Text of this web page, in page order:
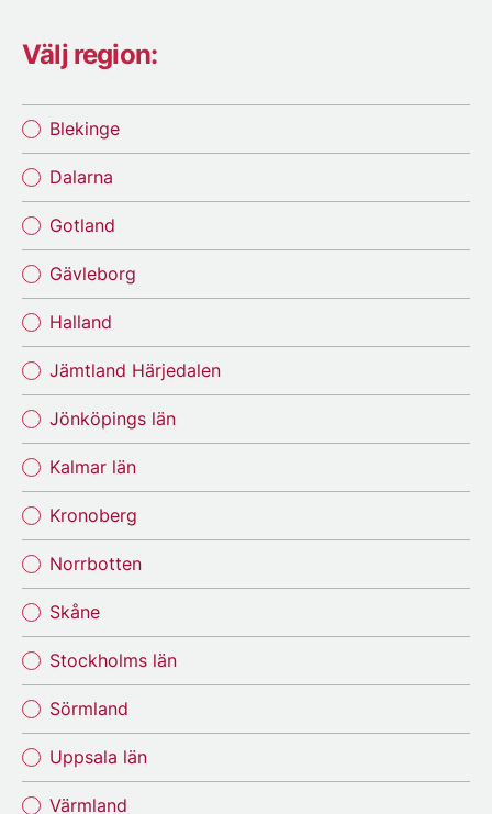
Välj region:
Blekinge
Dalarna
Gotland
Gävleborg
Halland
Jämtland Härjedalen
Jönköpings län
Kalmar län
Kronoberg
Norrbotten
Skåne
Stockholms län
Sörmland
Uppsala län
Värmland